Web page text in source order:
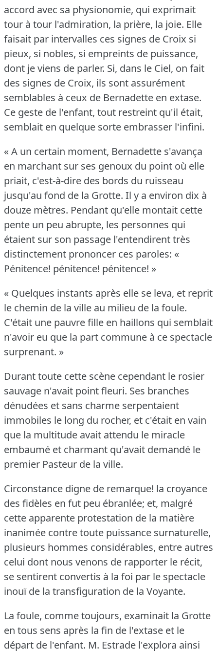
accord avec sa physionomie, qui exprimait
tour à tour l'admiration, la prière, la joie. Elle
faisait par intervalles ces signes de Croix si
pieux, si nobles, si empreints de puissance,
dont je viens de parler. Si, dans le Ciel, on fait
des signes de Croix, ils sont assurément
semblables à ceux de Bernadette en extase.
Ce geste de l'enfant, tout restreint qu'il était,
semblait en quelque sorte embrasser l'infini.
« A un certain moment, Bernadette s'avança
en marchant sur ses genoux du point où elle
priait, c'est-à-dire des bords du ruisseau
jusqu'au fond de la Grotte. Il y a environ dix à
douze mètres. Pendant qu'elle montait cette
pente un peu abrupte, les personnes qui
étaient sur son passage l'entendirent très
distinctement prononcer ces paroles: «
Pénitence! pénitence! pénitence! »
« Quelques instants après elle se leva, et reprit
le chemin de la ville au milieu de la foule.
C'était une pauvre fille en haillons qui semblait
n'avoir eu que la part commune à ce spectacle
surprenant. »
Durant toute cette scène cependant le rosier
sauvage n'avait point fleuri. Ses branches
dénudées et sans charme serpentaient
immobiles le long du rocher, et c'était en vain
que la multitude avait attendu le miracle
embaumé et charmant qu'avait demandé le
premier Pasteur de la ville.
Circonstance digne de remarque! la croyance
des fidèles en fut peu ébranlée; et, malgré
cette apparente protestation de la matière
inanimée contre toute puissance surnaturelle,
plusieurs hommes considérables, entre autres
celui dont nous venons de rapporter le récit,
se sentirent convertis à la foi par le spectacle
inouï de la transfiguration de la Voyante.
La foule, comme toujours, examinait la Grotte
en tous sens après la fin de l'extase et le
départ de l'enfant. M. Estrade l'explora ainsi